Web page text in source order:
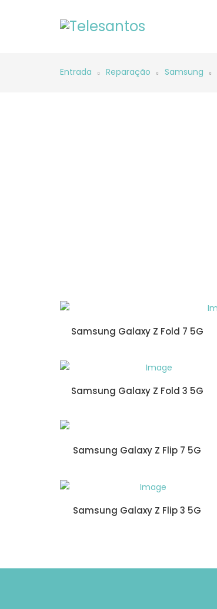
Entrada Reparação Samsung
Samsung Galaxy Z Fold 7 5G
Samsung Galaxy Z Fold 3 5G
Samsung Galaxy Z Flip 7 5G
Samsung Galaxy Z Flip 3 5G